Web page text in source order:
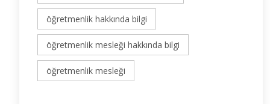
öğretmenlik hakkında bilgi
öğretmenlik mesleği hakkında bilgi
öğretmenlik mesleği